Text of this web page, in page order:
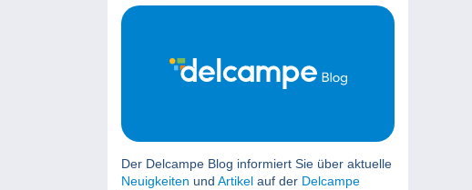
Der Delcampe Blog informiert Sie über aktuelle
Neuigkeiten und Artikel auf der Delcampe